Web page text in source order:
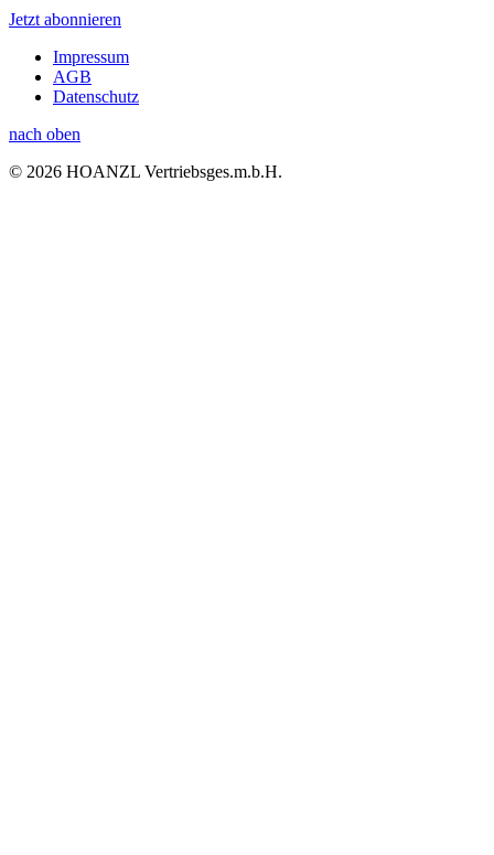
Jetzt abonnieren
Impressum
AGB
Datenschutz
nach oben
© 2026 HOANZL Vertriebsges.m.b.H.